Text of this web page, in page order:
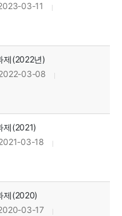
03-11
제(2022년)
03-08
제(2021)
03-18
제(2020)
03-17